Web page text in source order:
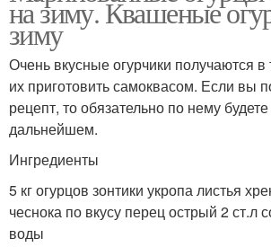
на зиму. Квашеные
зиму
Очень вкусные огурчики получаются в
их приготовить самоквасом. Если вы
рецепт, то обязательно по нему
дальнейшем.
Ингредиенты
5 кг огурцов зонтики укропа листья
чеснока по вкусу перец острый 2 ст.л
воды